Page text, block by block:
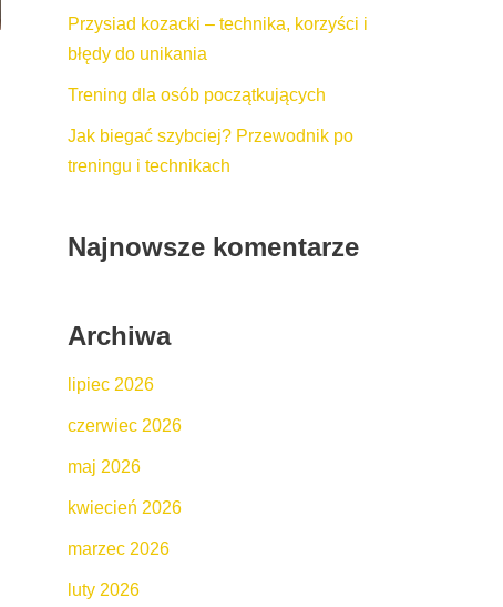
Przysiad kozacki – technika, korzyści i
błędy do unikania
Trening dla osób początkujących
Jak biegać szybciej? Przewodnik po
treningu i technikach
Najnowsze komentarze
Archiwa
lipiec 2026
czerwiec 2026
maj 2026
kwiecień 2026
marzec 2026
luty 2026